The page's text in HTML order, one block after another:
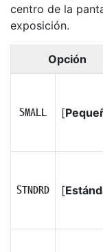
centro de la
exposición.
Opción
R [
S [